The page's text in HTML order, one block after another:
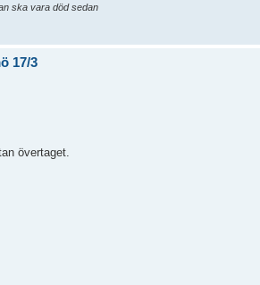
ska vara död sedan
17/3
övertaget.